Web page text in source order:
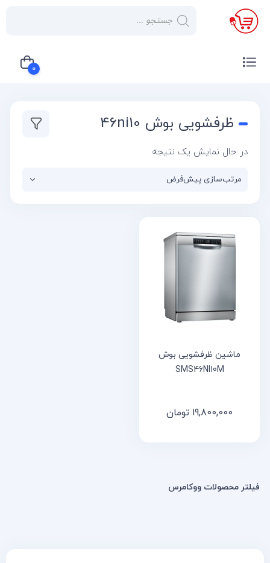
×
صفحه
صوتی و
گازی
مقالات
و
0
سبد خرید شما خالی است ظرفشویی بوش 46ni10
در حال نمایش یک نتیجه
ماشین ظرفشویی بوش
SMS46NI10M
19,800,000 تومان
فیلتر محصولات ووکامرس